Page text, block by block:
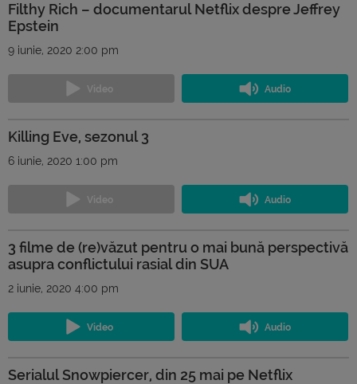
Filthy Rich – documentarul Netflix despre Jeffrey
Epstein
9 iunie, 2020 2:00 pm
Killing Eve, sezonul 3
6 iunie, 2020 1:00 pm
3 filme de (re)văzut pentru o mai bună perspectivă
asupra conflictului rasial din SUA
2 iunie, 2020 4:00 pm
Serialul Snowpiercer, din 25 mai pe Netflix